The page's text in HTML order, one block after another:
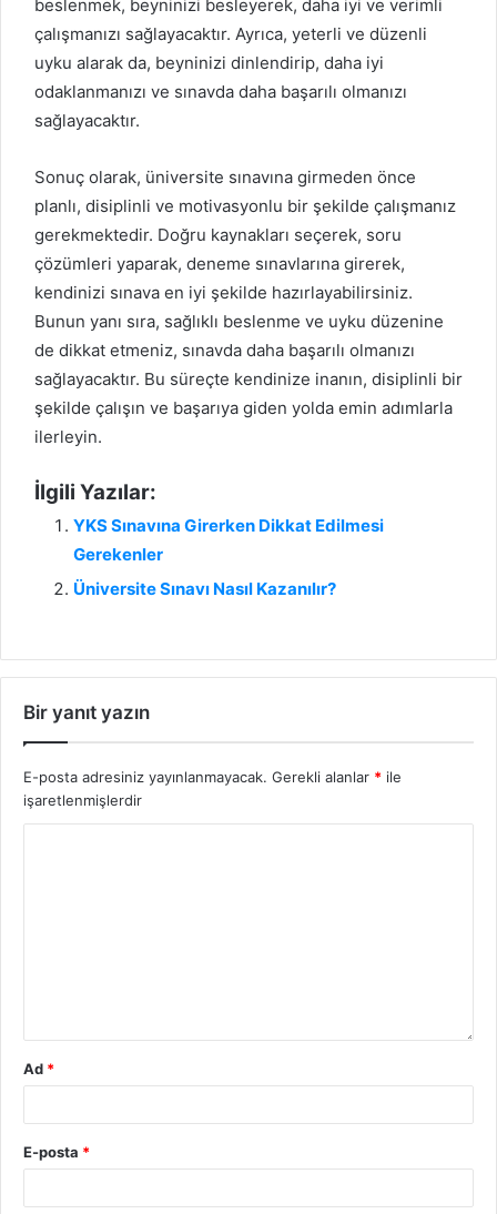
beslenmek, beyninizi besleyerek, daha iyi ve verimli
çalışmanızı sağlayacaktır. Ayrıca, yeterli ve düzenli
uyku alarak da, beyninizi dinlendirip, daha iyi
odaklanmanızı ve sınavda daha başarılı olmanızı
sağlayacaktır.
Sonuç olarak, üniversite sınavına girmeden önce
planlı, disiplinli ve motivasyonlu bir şekilde çalışmanız
gerekmektedir. Doğru kaynakları seçerek, soru
çözümleri yaparak, deneme sınavlarına girerek,
kendinizi sınava en iyi şekilde hazırlayabilirsiniz.
Bunun yanı sıra, sağlıklı beslenme ve uyku düzenine
de dikkat etmeniz, sınavda daha başarılı olmanızı
sağlayacaktır. Bu süreçte kendinize inanın, disiplinli bir
şekilde çalışın ve başarıya giden yolda emin adımlarla
ilerleyin.
İlgili Yazılar:
YKS Sınavına Girerken Dikkat Edilmesi
Gerekenler
Üniversite Sınavı Nasıl Kazanılır?
Bir yanıt yazın
E-posta adresiniz yayınlanmayacak. Gerekli alanlar * ile
işaretlenmişlerdir
Ad *
E-posta *